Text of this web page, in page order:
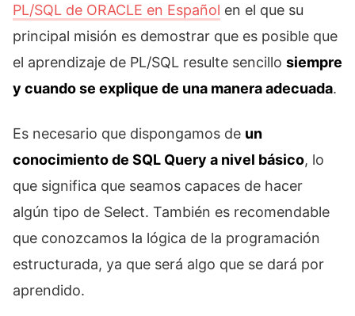
PL/SQL de ORACLE en Español en el que su
principal misión es demostrar que es posible que
el aprendizaje de PL/SQL resulte sencillo siempre
y cuando se explique de una manera adecuada.
Es necesario que dispongamos de un
conocimiento de SQL Query a nivel básico, lo
que significa que seamos capaces de hacer
algún tipo de Select. También es recomendable
que conozcamos la lógica de la programación
estructurada, ya que será algo que se dará por
aprendido.